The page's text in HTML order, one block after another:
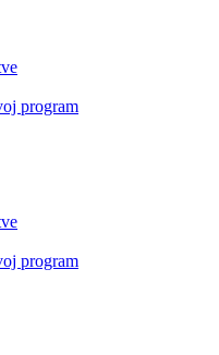
program
program